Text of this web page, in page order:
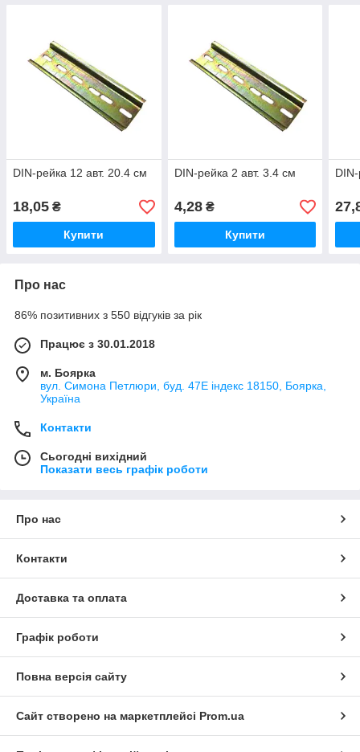
DIN-рейка 12 авт. 20.4 см
18,05 ₴
Купити
DIN-рейка 2 авт. 3.4 см
4,28₴
Купити
Про нас
86% позитивних з 550 відгуків за рік
Працює з 30.01.2018
м. Боярка
вул. Симона Петлюри, буд. 47Е індекс 18150, Боярка,
Україна
Контакти
Сьогодні вихідний
Показати весь графік роботи
Про нас
Контакти
Доставка та оплата
Графік роботи
Повна версія сайту
Сайт створено на маркетплейсі Prom.ua